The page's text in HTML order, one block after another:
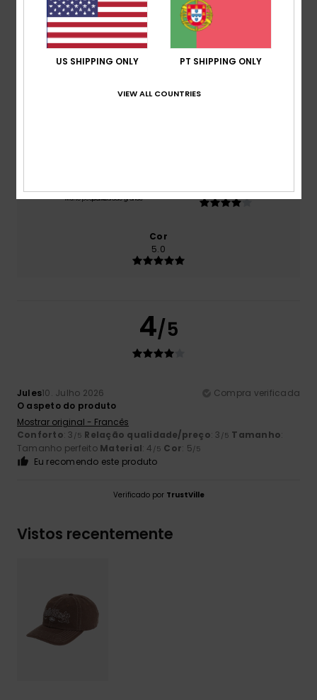
100% dos nossos clientes recomendam este
produto
Conforto
Muito pequenoDemasiado grande
4.0
Cor
5.0
4/5
Jules10. Julho 2026
Compra verificada
O aspeto do produto
Mostrar original - Francês
Conforto: 3 /5 Relação qualidade/preço: 3 /5 Tamanho:
Tamanho perfeito Material: 4 /5 Cor: 5/5
Eu recomendo este produto
Verificado por TrustVille
Vistos recentemente
US SHIPPING ONLY PT SHIPPING ONLY
VIEW ALL COUNTRIES